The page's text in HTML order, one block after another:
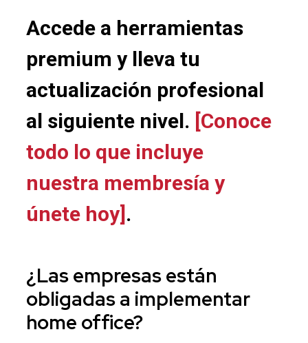
Accede a herramientas
premium y lleva tu
actualización profesional
al siguiente nivel. [Conoce
todo lo que incluye
nuestra membresía y
únete hoy] .
¿Las empresas están
obligadas a implementar
home office?